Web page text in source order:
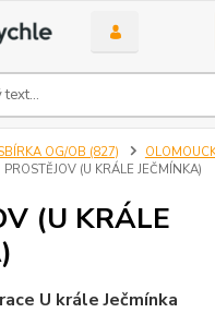
OG/OB (827)
PROSTĚJOV (U KRÁLE JEČMÍNKA)
(U KRÁLE
U krále Ječmínka